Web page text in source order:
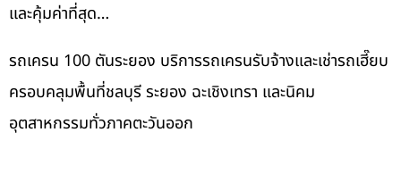
และคุ้มค่าที่สุด…
รถเครน 100 ตันระยอง บริการรถเครนรับจ้างและเช่ารถเฮี๊ยบ
ครอบคลุมพื้นที่ชลบุรี ระยอง ฉะเชิงเทรา และนิคม
อุตสาหกรรมทั่วภาคตะวันออก